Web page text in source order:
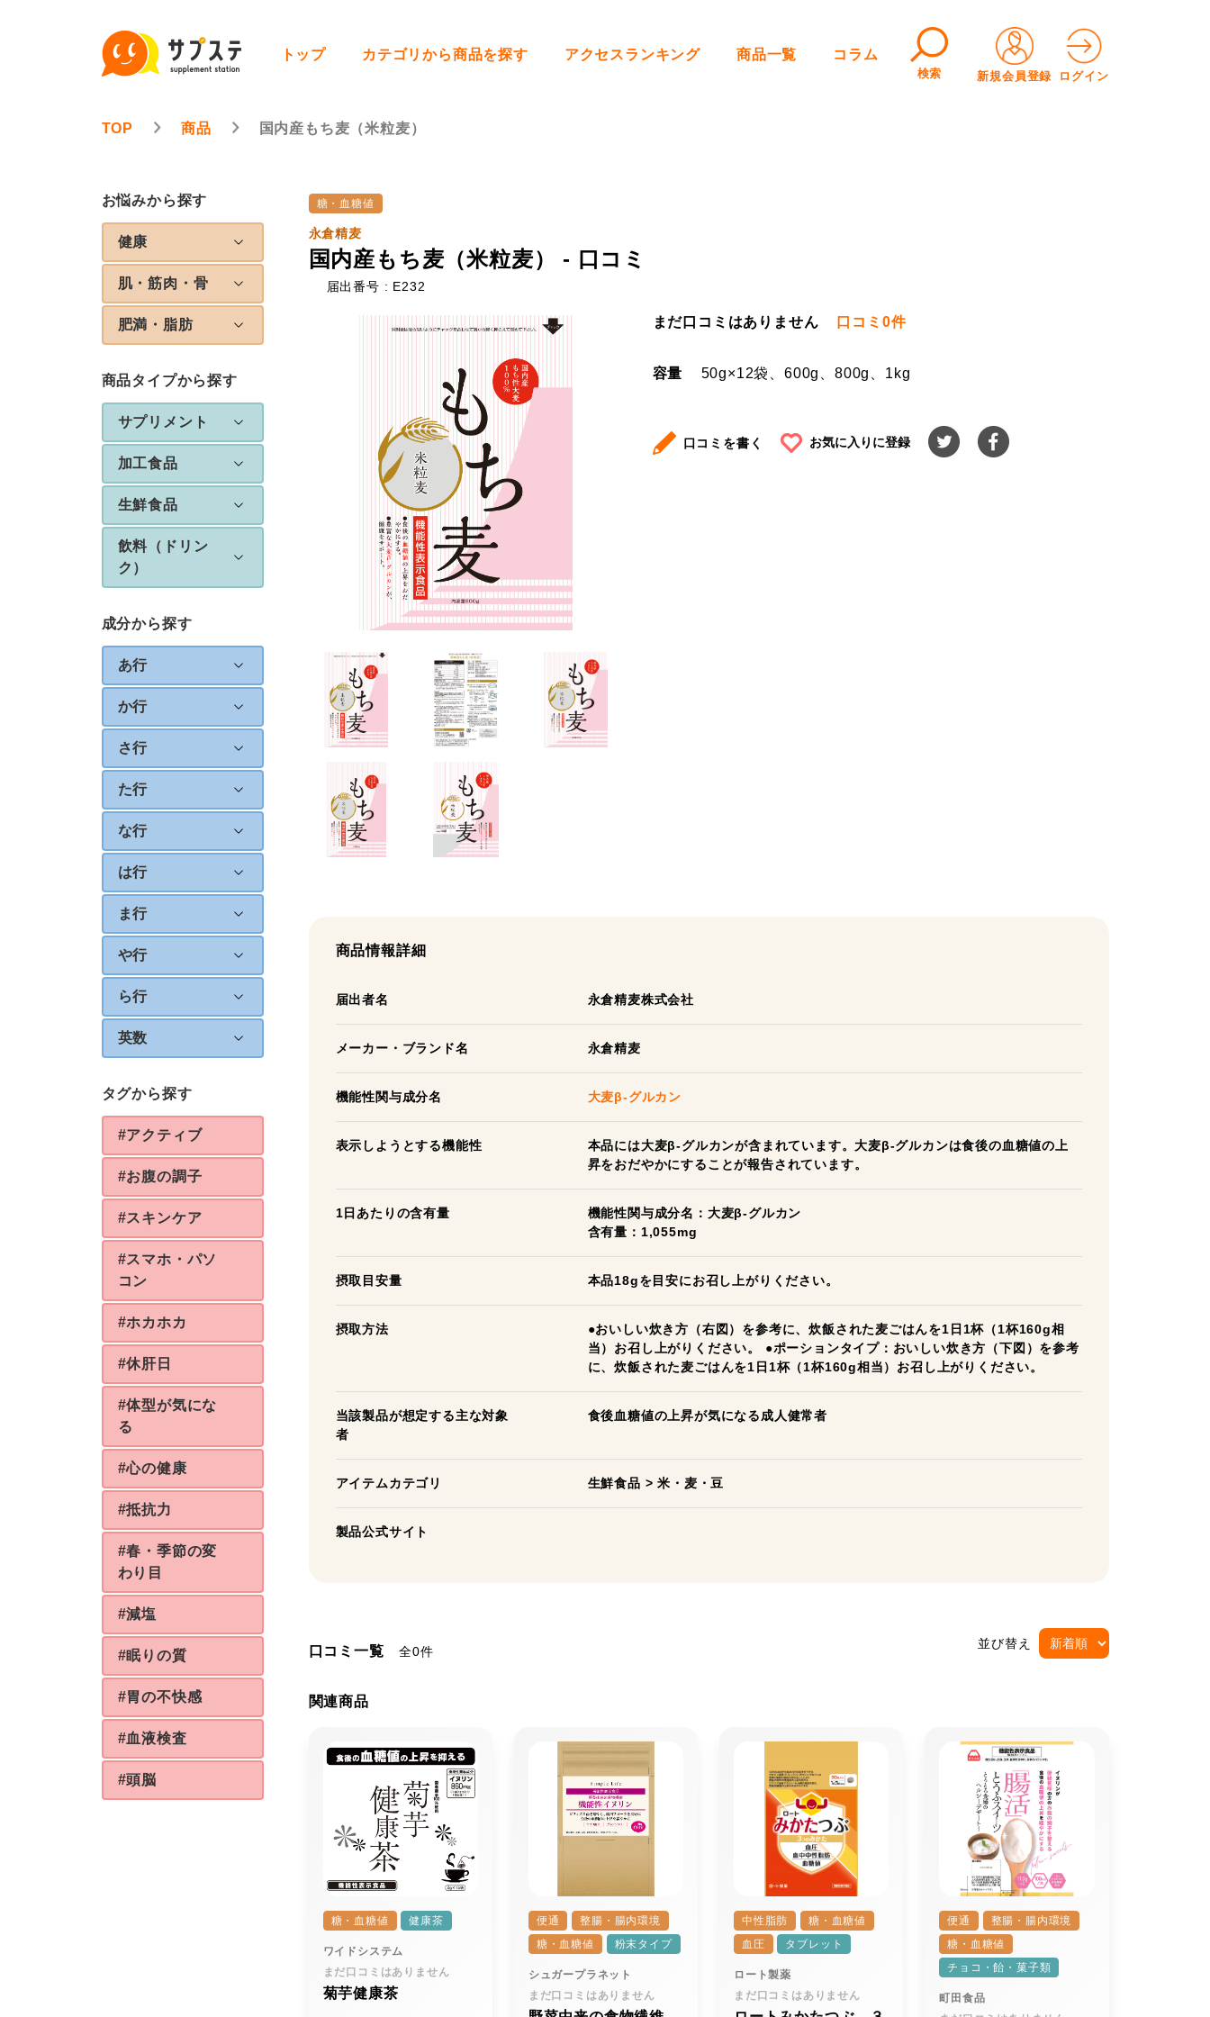
トップ カテゴリから商品を探す アクセスランキング 商品一覧 コラム
検索 新規会員登録 ログイン
TOP 商品 国内産もち麦（米粒麦）
お悩みから探す
健康
肌・筋肉・骨
肥満・脂肪
商品タイプから探す
サプリメント
加工食品
生鮮食品
飲料（ドリン
ク）
成分から探す
あ行
か行
さ行
た行
な行
は行
ま行
や行
ら行
英数
タグから探す
#アクティブ
#お腹の調子
#スキンケア
#スマホ・パソ
コン
#ホカホカ
#休肝日
#体型が気にな
る
#心の健康
#抵抗力
#春・季節の変
わり目
#減塩
#眠りの質
#胃の不快感
#血液検査
#頭脳
糖・血糖値
永倉精麦
国内産もち麦（米粒麦） - 口コミ
届出番号 : E232
まだ口コミはありません 口コミ 0件
容量 50g×12袋、600g、800g、1kg
口コミを書く お気に入りに登録
商品情報詳細
届出者名 永倉精麦株式会社
メーカー・ブランド名 永倉精麦
機能性関与成分名 大麦β-グルカン
表示しようとする機能性
本品には大麦β-グルカンが含まれています。大麦β-グルカンは食後の血糖値の上
昇をおだやかにすることが報告されています。
1日あたりの含有量
機能性関与成分名：大麦β-グルカン
含有量：1,055mg
摂取目安量 本品18gを目安にお召し上がりください。
摂取方法
●おいしい炊き方（右図）を参考に、炊飯された麦ごはんを1日1杯（1杯160g相
当）お召し上がりください。 ●ポーションタイプ：おいしい炊き方（下図）を参考
に、炊飯された麦ごはんを1日1杯（1杯160g相当）お召し上がりください。
当該製品が想定する主な対象
者
食後血糖値の上昇が気になる成人健常者
アイテムカテゴリ 生鮮食品 >米・麦・豆
製品公式サイト
口コミ一覧 全0件
並び替え
関連商品
糖・血糖値 健康茶
ワイドシステム
まだ口コミはありません
菊芋健康茶
便通
整腸・腸内環境
糖・血糖値
粉末タイプ
シュガープラネット
まだ口コミはありません
中性脂肪
糖・血糖値
血圧
タブレット
ロート製薬
まだ口コミはありません
便通
整腸・腸内環境
糖・血糖値
チョコ・飴・菓子類
町田食品